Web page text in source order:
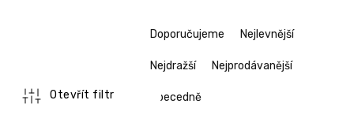
ŘDoporučujeme Nejlevnější
Nejdražší Nejprodávanější
Abecedně
Otevřít filtr